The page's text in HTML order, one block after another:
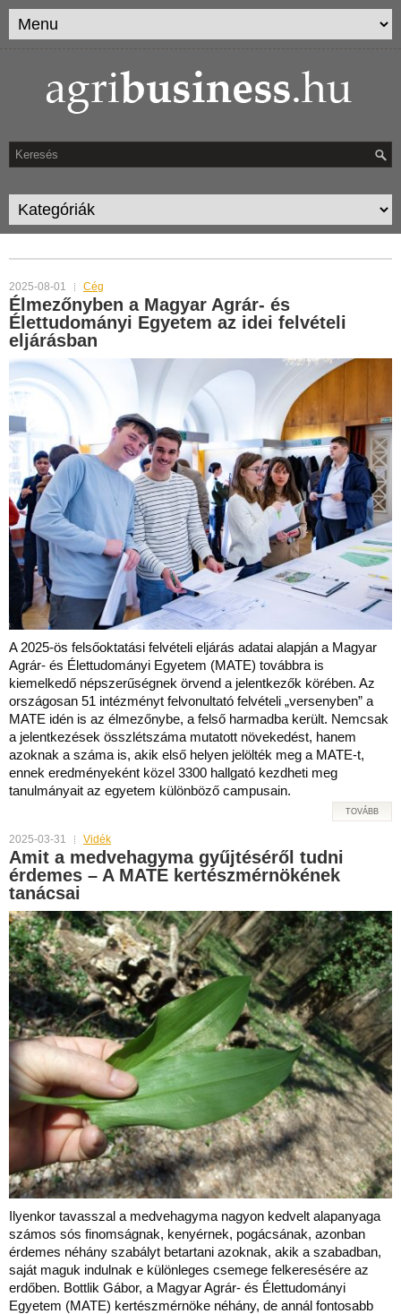
2025-08-01 Cég
Élmezőnyben a Magyar Agrár- és
Élettudományi Egyetem az idei felvételi
eljárásban
A 2025-ös felsőoktatási felvételi eljárás adatai alapján a Magyar
Agrár- és Élettudományi Egyetem (MATE) továbbra is
kiemelkedő népszerűségnek örvend a jelentkezők körében. Az
országosan 51 intézményt felvonultató felvételi „versenyben” a
MATE idén is az élmezőnybe, a felső harmadba került. Nemcsak
a jelentkezések összlétszáma mutatott növekedést, hanem
azoknak a száma is, akik első helyen jelölték meg a MATE-t,
ennek eredményeként közel 3300 hallgató kezdheti meg
tanulmányait az egyetem különböző campusain.
TOVÁBB
2025-03-31 Vidék
Amit a medvehagyma gyűjtéséről tudni
érdemes – A MATE kertészmérnökének
tanácsai
Ilyenkor tavasszal a medvehagyma nagyon kedvelt alapanyaga
számos sós finomságnak, kenyérnek, pogácsának, azonban
érdemes néhány szabályt betartani azoknak, akik a szabadban,
saját maguk indulnak e különleges csemege felkeresésére az
erdőben. Bottlik Gábor, a Magyar Agrár- és Élettudományi
Egyetem (MATE) kertészmérnöke néhány, de annál fontosabb